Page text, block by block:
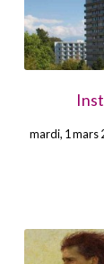
mardi, 1 mars